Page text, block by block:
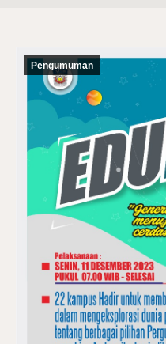
Pengumuman